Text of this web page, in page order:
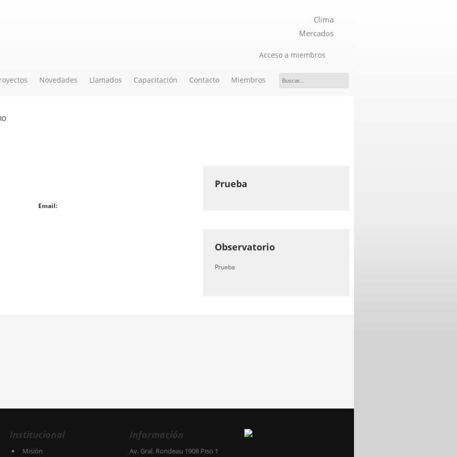
Clima
Mercados
Acceso a miembros
Novedades Llamados Capacitación Contacto Miembros
Email
Prueba
Observatorio
Prueba
Institucional
Misión
Información
Av. Gral. Rondeau 1908 Piso 1